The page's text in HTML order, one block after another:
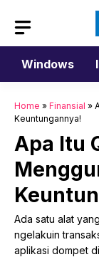
isi
Windows
Home » Finansial »
Keuntungannya!
Apa Itu
Ada satu alat
ngelakuin
aplikasi dompet